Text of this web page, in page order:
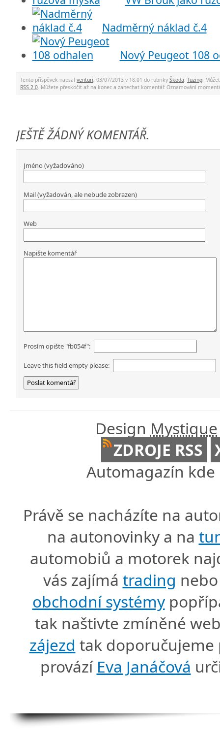
Nadměrný náklad č.4
Nový Peugeot 108
Tento příspěvek napsal venturi, 03/07/2013 v 18.01 do rubriky Škoda, Tuzing .
RSS 2.0 . Můžete přeskočit až na konec a zanechat komentář. Oznamování
JEŠTĚ ŽÁDNÝ KOMENTÁŘ.
Jméno (vyžadováno)
Mail (vyžadován, ale nebude zobrazen)
Web
Napište komentář
Prosím opište "fb054f":
Leave this field empty please:
Design Mystique
ZDROJE RSS
Automagazín
Právě se nacházíte na
na autonovinky a na
automobiů a motorek
vás zajímá trading
obchodní systémy
tak naštivte zmíněné
zájezd tak doporučujeme
provází Eva Janáčová